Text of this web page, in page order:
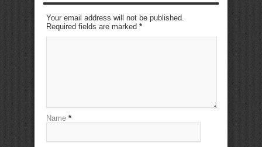
Your email address will not be published.
Required fields are marked *
Name *